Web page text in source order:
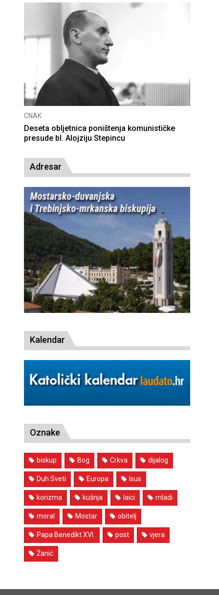
CNAK
Deseta obljetnica poništenja komunističke
presude bl. Alojziju Stepincu
Adresar
Kalendar
Oznake
biskup Bog Crkva dijalog
Duh Sveti Europa Isus
korizma kušnja laici mladi
moral Mostar obitelj
Papa Benedikt XVI. post vjera
Žanić